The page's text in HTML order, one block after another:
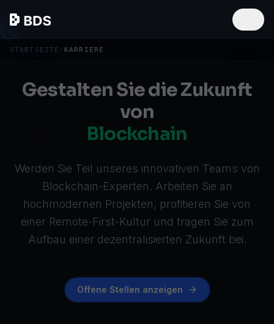
STARTSEITE / KARRIERE
Gestalten Sie die Zukunft
von
Blockchain
Werden Sie Teil unseres innovativen Teams von
Blockchain-Experten. Arbeiten Sie an
hochmodernen Projekten, profitieren Sie von
einer Remote-First-Kultur und tragen Sie zum
Aufbau einer dezentralisierten Zukunft bei.
Offene Stellen anzeigen